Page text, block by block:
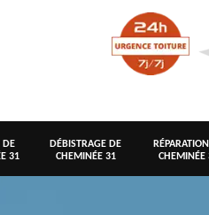
DE
31
DÉBISTRAGE DE
CHEMINÉE 31
CHEMINÉE